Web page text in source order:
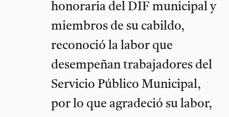
honoraria del DIF municipal y
miembros de su cabildo,
reconoció la labor que
desempeñan trabajadores del
Servicio Público Municipal,
por lo que agradeció su labor,